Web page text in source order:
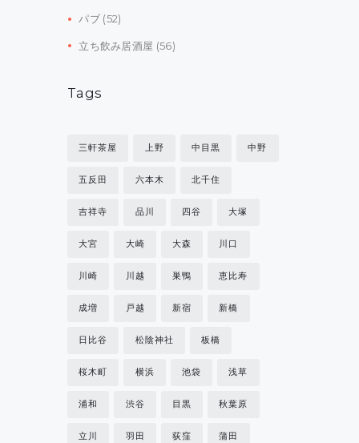
パブ(52)
立ち飲み居酒屋 (56)
Tags
三軒茶屋 上野 中目黒 中野
五反田 六本木 北千住
吉祥寺 品川 四谷 大塚
大宮 大崎 大森 川口
川崎 川越 巣鴨 恵比寿
成増 戸越 新宿 新橋
日比谷 松陰神社 板橋
桜木町 横浜 池袋 浅草
浦和 渋谷 目黒 秋葉原
立川 羽田 荻窪 蒲田